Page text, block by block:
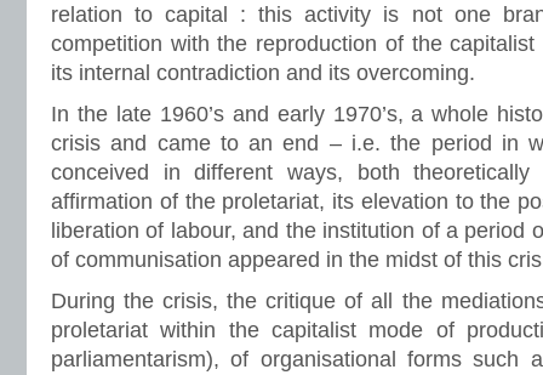
relation to capital : this activity is not one
competition with the reproduction of the
its internal contradiction and its overcoming.
In the late 1960’s and early 1970’s, a whole
crisis and came to an end – i.e. the period in
conceived in different ways, both
affirmation of the proletariat, its elevation to the
liberation of labour, and the institution of a period
of communisation appeared in the midst of this
During the crisis, the critique of all the
proletariat within the capitalist mode of
parliamentarism), of organisational forms such